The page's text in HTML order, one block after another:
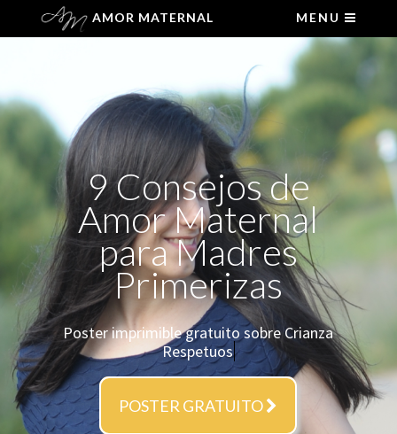
AMOR MATERNAL MENU
9 Consejos de
Amor Maternal
para Madres
Primerizas
Poster imprimible gratuito sobre Crianza
Respetuosa
POSTER GRATUITO